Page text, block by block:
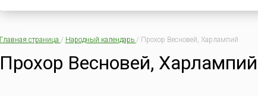
Главная страница / Народный календарь / Прохор Весновей, Харлампий
Прохор Весновей, Харлампий